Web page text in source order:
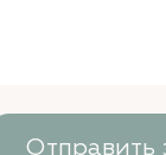
Отправить